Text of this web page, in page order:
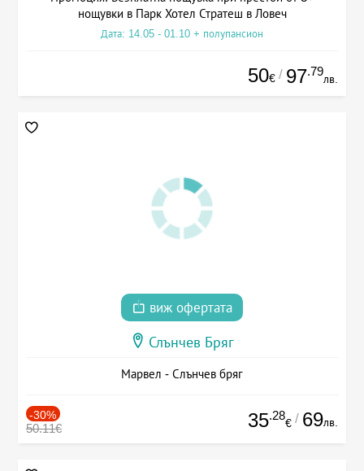
нощувки в Парк Хотел Стратеш в Ловеч
Дата: 14.05 - 01.10 + полупансион
50€ / 97.79
лв.
виж офертата
Слънчев Бряг
Марвел - Слънчев бряг
-30%
50.11€ 35.28
€ / 69лв.